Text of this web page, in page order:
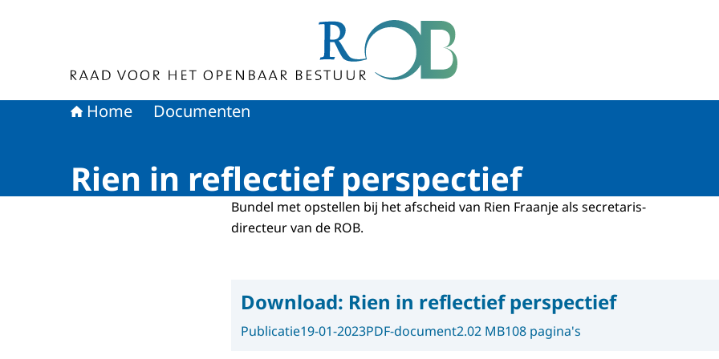
Home Documenten
Rien in reflectief perspectief
Bundel met opstellen bij het afscheid van Rien Fraanje als secretaris-
directeur van de ROB.
Download: Rien in reflectief perspectief
Publicatie19-01-2023PDF-document2.02 MB108 pagina's